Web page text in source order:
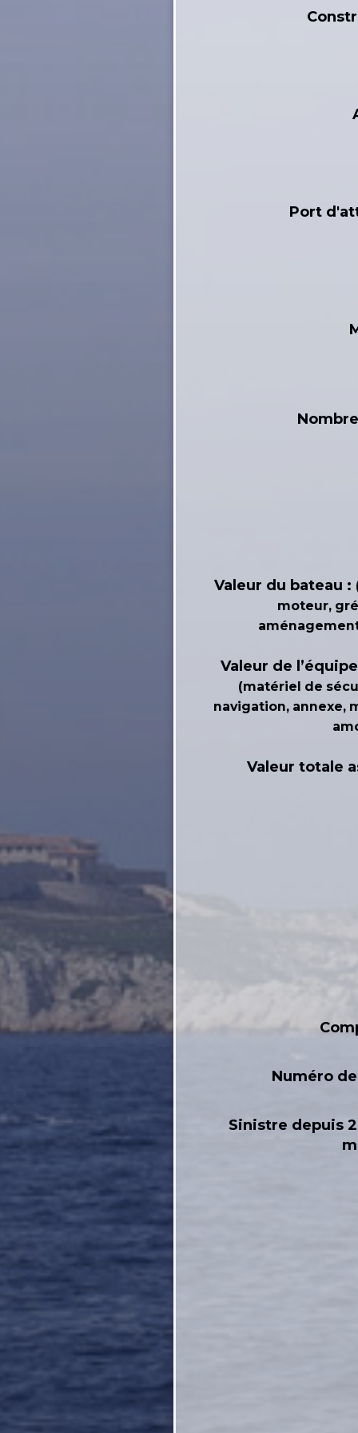
Port
Valeur du bateau :
moteur,
Valeur de
(matériel de
navigation, annexe,
Valeur totale
Numéro
Sinistre depuis